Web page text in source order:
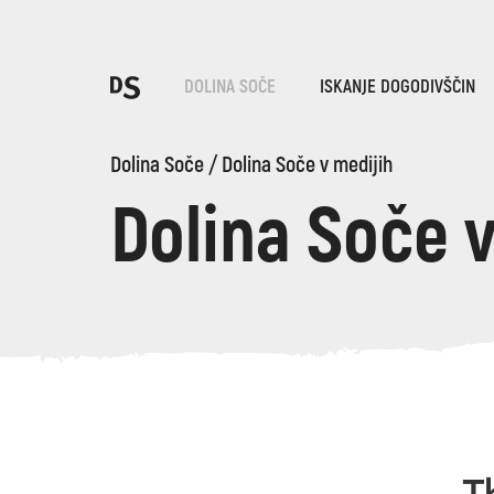
DOLINA SOČE ISKANJE DOGODIVŠČIN
Dolina Soče/Dolina Soče v medijih
Dolina Soče
TOLMINSKA KORITA